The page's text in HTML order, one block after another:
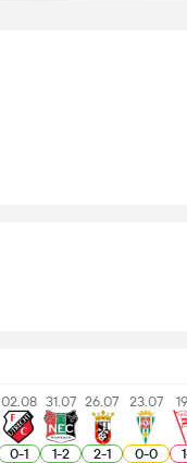
02.08
0-1
31.07
1-2
26.07
2-1
23.07
0-0 1